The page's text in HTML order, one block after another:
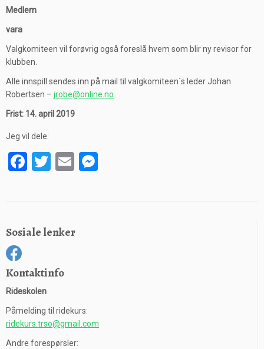
Medlem
vara
Valgkomiteen vil forøvrig også foreslå hvem som blir ny revisor for
klubben.
Alle innspill sendes inn på mail til valgkomiteen´s leder Johan
Robertsen – jrobe@online.no
Frist: 14. april 2019
Jeg vil dele:
F
o
k
T
E
Sosiale lenker
Kontaktinfo
Rideskolen
Påmelding til ridekurs:
ridekurs.trso@gmail.com
Andre forespørsler: